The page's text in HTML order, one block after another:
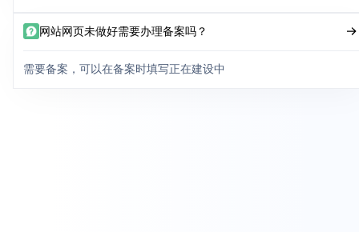
网站网页未做好需要办理备案吗？
需要备案，可以在备案时填写正在建设中